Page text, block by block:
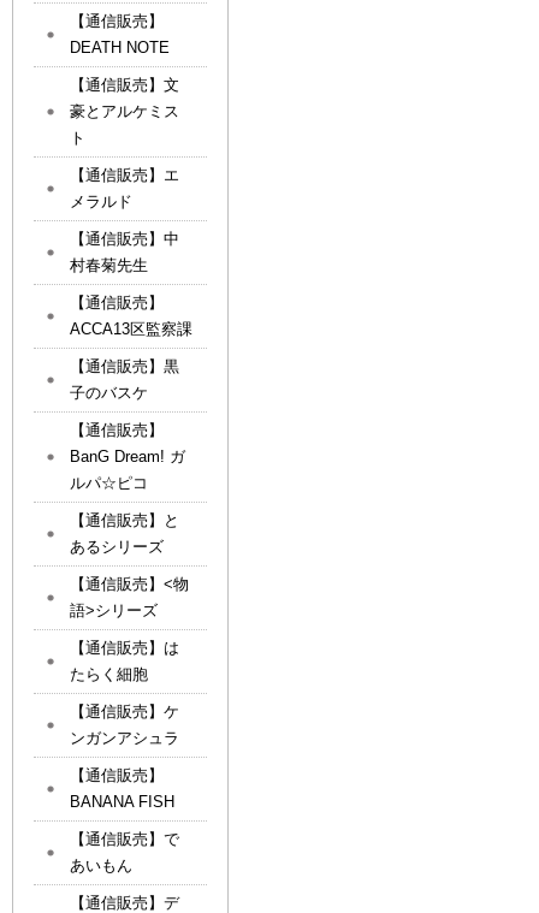
【通信販売】
DEATH NOTE
【通信販売】文
豪とアルケミス
ト
【通信販売】エ
メラルド
【通信販売】中
村春菊先生
【通信販売】
ACCA13区監察課
【通信販売】黒
子のバスケ
【通信販売】
BanG Dream! ガ
ルパ☆ピコ
【通信販売】と
あるシリーズ
【通信販売】<物
語>シリーズ
【通信販売】は
たらく細胞
【通信販売】ケ
ンガンアシュラ
【通信販売】
BANANA FISH
【通信販売】で
あいもん
【通信販売】デ